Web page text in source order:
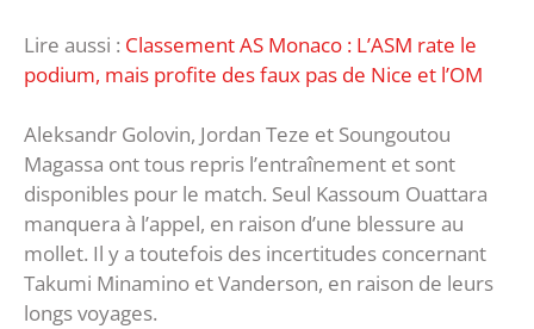
Lire aussi : Classement AS Monaco : L’ASM rate le
podium, mais profite des faux pas de Nice et l’OM
Aleksandr Golovin, Jordan Teze et Soungoutou
Magassa ont tous repris l’entraînement et sont
disponibles pour le match. Seul Kassoum Ouattara
manquera à l’appel, en raison d’une blessure au
mollet. Il y a toutefois des incertitudes concernant
Takumi Minamino et Vanderson, en raison de leurs
longs voyages.